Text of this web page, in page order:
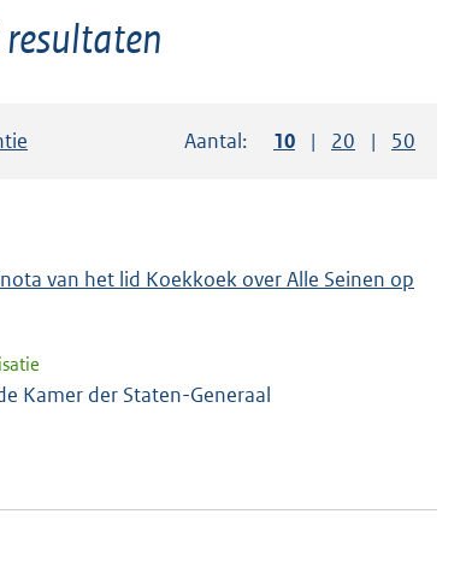
Aantal: Toon
10 resultaten per
Toon
20 resultaten
Toon
50
van het lid Koekkoek over Alle Seinen op
Kamer der Staten-Generaal